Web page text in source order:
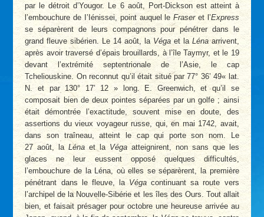
par le détroit d’Yougor. Le 6 août, Port-Dickson est atteint à
l’embouchure de I’Iénissei, point auquel leFraseret l’Express
se séparèrent de leurs compagnons pour pénétrer dans le
grand fleuve sibérien. Le 14 août, la Végaet la Lénaarrivent,
après avoir traversé d’épais brouillards, à l’île Taymyr, et le 19
devant l’extrémité septentrionale de l’Asie, le cap
Tcheliouskine. On reconnut qu’il était situé par 77° 36’ 49« lat.
N. et par 130° 17’ 12 » long. E. Greenwich, et qu’il se
composait bien de deux pointes séparées par un golfe ; ainsi
était démontrée l’exactitude, souvent mise en doute, des
assertions du vieux voyageur russe, qui, en mai 1742, avait,
dans son traîneau, atteint le cap qui porte son nom. Le
27 août, laLéna et laVégaatteignirent, non sans que les
glaces ne leur eussent opposé quelques difficultés,
l’embouchure de la Léna, où elles se séparèrent, la première
pénétrant dans le fleuve, laVéga continuant sa route vers
l’archipel de la Nouvelle-Sibérie et les îles des Ours. Tout allait
bien, et faisait présager pour octobre une heureuse arrivée au